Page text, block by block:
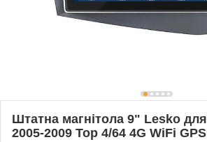
Штатна магнітола 9" Lesko
2005-2009 Top 4/64 4G WiFi